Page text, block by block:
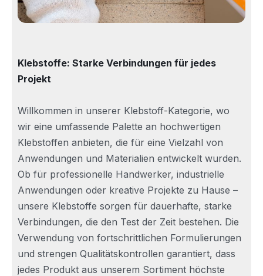
Klebstoffe: Starke Verbindungen für jedes
Projekt
Willkommen in unserer Klebstoff-Kategorie, wo
wir eine umfassende Palette an hochwertigen
Klebstoffen anbieten, die für eine Vielzahl von
Anwendungen und Materialien entwickelt wurden.
Ob für professionelle Handwerker, industrielle
Anwendungen oder kreative Projekte zu Hause –
unsere Klebstoffe sorgen für dauerhafte, starke
Verbindungen, die den Test der Zeit bestehen. Die
Verwendung von fortschrittlichen Formulierungen
und strengen Qualitätskontrollen garantiert, dass
jedes Produkt aus unserem Sortiment höchste